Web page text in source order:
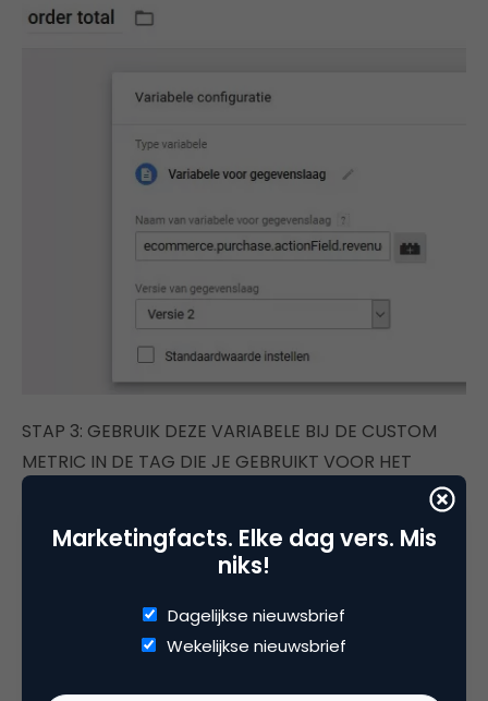
STAP 3: GEBRUIK DEZE VARIABELE BIJ DE CUSTOM
METRIC IN DE TAG DIE JE GEBRUIKT VOOR HET
OnderMeer instellingen > Aangepaste
voer je het indexnummer in en je kiest
de variabele die je net hebt aangemaakt.
Marketingfacts. Elke dag vers. Mis
niks!
Dagelijkse nieuwsbrief
Wekelijkse nieuwsbrief